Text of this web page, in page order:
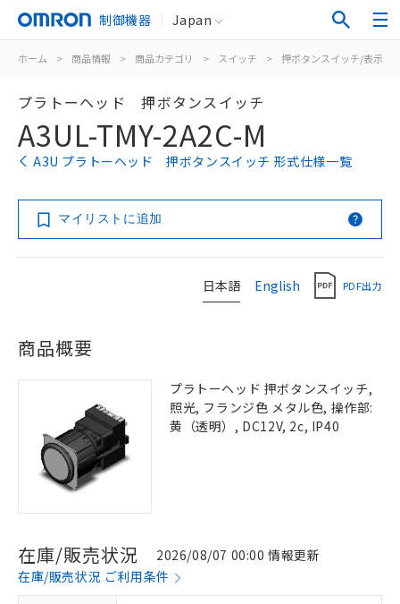
制御機器 Japan
ホーム > 商品情報 > 商品カテゴリ > スイッチ > 押ボタンスイッチ/表示灯
プラトーヘッド 押ボタンスイッチ
A3UL-TMY-2A2C-M
A3U プラトーヘッド 押ボタンスイッチ 形式仕様一覧
マイリストに追加
日本語 English PDF出力
商品概要
プラトーヘッド 押ボタンスイッチ,
照光, フランジ色 メタル色, 操作部:
黄（透明）, DC12V, 2c, IP40
在庫/販売状況
2026/08/07 00:00 情報更新
在庫/販売状況 ご利用条件